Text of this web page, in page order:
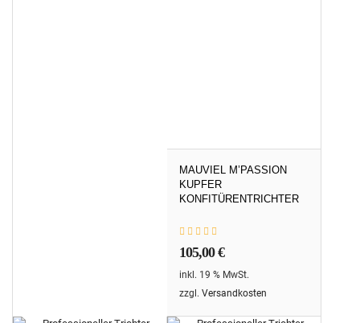
MAUVIEL M’PASSION
KUPFER
KONFITÜRENTRICHTER
105,00€
inkl. 19 % MwSt.
zzgl. Versandkosten